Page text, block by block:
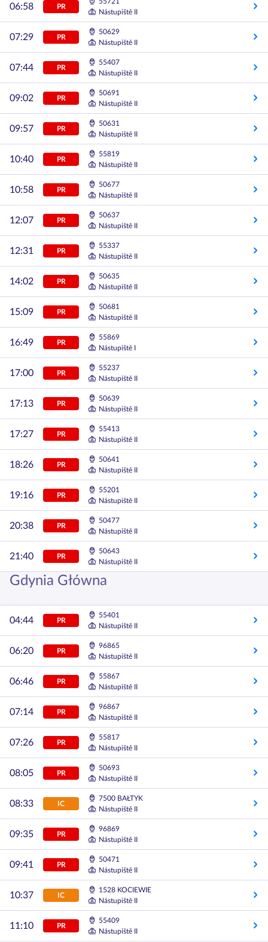
06:58 PR
Nástupiště II
07:29 PR
50629
Nástupiště II
07:44 PR
55407
Nástupiště II
09:02 PR
50691
Nástupiště II
09:57 PR
50631
Nástupiště II
10:40 PR
55819
Nástupiště II
10:58 PR
50677
Nástupiště II
12:07 PR
50637
Nástupiště II
12:31 PR
55337
Nástupiště II
14:02 PR
50635
Nástupiště II
15:09 PR
50681
Nástupiště II
16:49 PR
55869
Nástupiště I
17:00 PR
55237
Nástupiště II
17:13 PR
50639
Nástupiště II
17:27 PR
55413
Nástupiště II
18:26 PR
50641
Nástupiště II
19:16 PR
55201
Nástupiště II
20:38 PR
50477
Nástupiště II
21:40 PR
50643
Nástupiště II
Gdynia Główna
04:44 PR
55401
Nástupiště II
06:20 PR
96865
Nástupiště II
06:46 PR
55867
Nástupiště II
07:14 PR
96867
Nástupiště II
07:26 PR
55817
Nástupiště II
08:05 PR
50693
Nástupiště II
08:33 IC
7500 BAŁTYK
Nástupiště II
09:35 PR
96869
Nástupiště II
09:41 PR
50471
Nástupiště II
10:37 IC
1528 KOCIEWIE
Nástupiště II
11:10 PR
55409
Nástupiště II